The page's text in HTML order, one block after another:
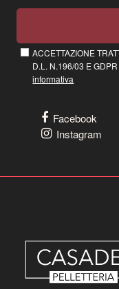
ACCETTAZIONE
D.L. N.196/03 E
informativa
Facebook
Instagram